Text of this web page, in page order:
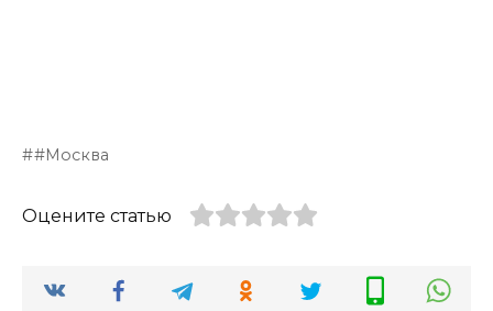
#Москва
Оцените статью